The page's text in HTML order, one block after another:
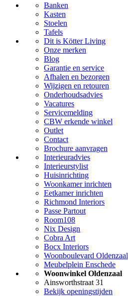
Banken
Kasten
Stoelen
Tafels
Dit is Kötter Living
Onze merken
Blog
Garantie en service
Afhalen en bezorgen
Wijzigen en retouren
Onderhoudsadvies
Vacatures
Servicemelding
CBW erkende winkel
Outlet
Contact
Brochure aanvragen
Interieuradvies
Interieurstylist
Huisinrichting
Woonkamer inrichten
Eetkamer inrichten
Richmond Interiors
Passe Partout
Room108
Nix Design
Cobra Art
Bocx Interiors
Woonboulevard Oldenzaal
Meubelplein Enschede
Woonwinkel Oldenzaal
Ainsworthstraat 31
Bekijk openingstijden